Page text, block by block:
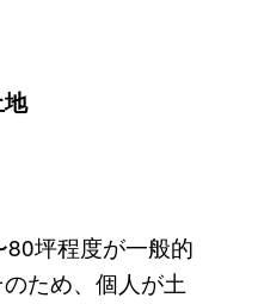
80坪程度が一般的
ため、個人が土